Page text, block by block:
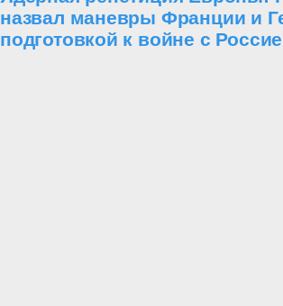
назвал маневры Франции и
подготовкой к войне с